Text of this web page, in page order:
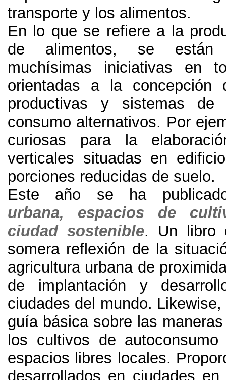
transporte y los alimentos.
En lo que se refiere a la
de alimentos, se están
muchísimas iniciativas en
orientadas a la concepción
productivas y sistemas de
consumo alternativos. Por
curiosas para la
verticales situadas en
porciones reducidas de suelo.
Este año se ha
urbana, espacios de
ciudad sostenible. Un libro
somera reflexión de la
agricultura urbana de
de implantación y
ciudades del mundo. Likewise,
guía básica sobre las
los cultivos de
espacios libres locales.
desarrollados en ciudades